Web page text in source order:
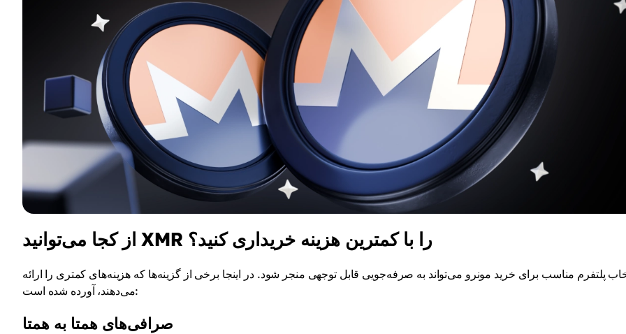
از کجا می‌توانید XMR را با کمترین هزینه خریداری کنید؟
پلتفرم مناسب برای خرید مونرو می‌تواند به صرفه‌جویی قابل توجهی منجر شود. در اینجا برخی از گزینه‌ها که هزینه‌های کمتری را ارائه
می‌دهند، آورده شده است:
صرافی‌های همتا به همتا